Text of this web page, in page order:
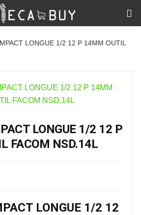
LONGUE 1/2 12 P 14MM OUTIL
LONGUE 1/2 12 P
FACOM NSD.14L
LONGUE 1/2 12